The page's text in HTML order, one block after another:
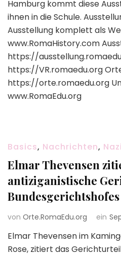
Hamburg kommt diese
ihnen in die Schule.
Ausstellung komplett als
www.RomaHistory.com
https://
https://VR.romaedu.org
https://orte.romaedu.org
www.RomaEdu.org
Basics, Nachrichten,
Elmar Thevensen
antiziganistische
Bundesgerichtshofes
von Orte.RomaEdu.org ein
Elmar Thevensen im
Rose, zitiert das